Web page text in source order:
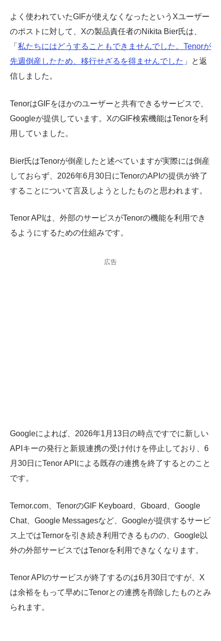
よく使われていたGIFが使えなくなったというXユーザー
のポストに対して、Xの製品責任者のNikita Bier氏は、
「 私たちにはどうすることもできませんでした。Tenorが
先週倒産したため、移行せざるを得ませんでした 」と返
信しました。
TenorはGIFをほかのユーザーと共有できるサービスで、
Googleが提供しています。XのGIF検索機能はTenorを利
用していました。
Bier氏はTenorが倒産したと述べていますが実際には倒産
しておらず、2026年6月30日にTenorのAPIの提供が終了
することについて言及しようとしたものと思われます。
Tenor APIは、外部のサービスがTenorの機能を利用でき
るようにするための仕組みです。
広告
Googleによれば、2026年1月13日の時点ですでに新しい
APIキーの発行と新規連携の受け付けを停止しており、6
月30日にTenor APIによる既存の連携を終了するとのこと
です。
Ternor.com、TenorのGIF Keyboard、Gboard、Google
Chat、Google Messagesなど、Googleが提供するサービ
ス上ではTernorを引き続き利用できるものの、Google以
外の外部サービスではTenorを利用できなくなります。
Tenor APIのサービスが終了するのは6月30日ですが、X
は余裕をもって早めにTenorとの連携を削除したものとみ
られます。